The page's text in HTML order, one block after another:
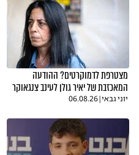
מצטרפת לדמוקרטים? ההודעה
המאכזבת של יאיר גולן לעינב צנגאוקר
יוני גבאי|
06.08.26